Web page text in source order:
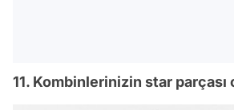
11. Kombinlerinizin star parçası